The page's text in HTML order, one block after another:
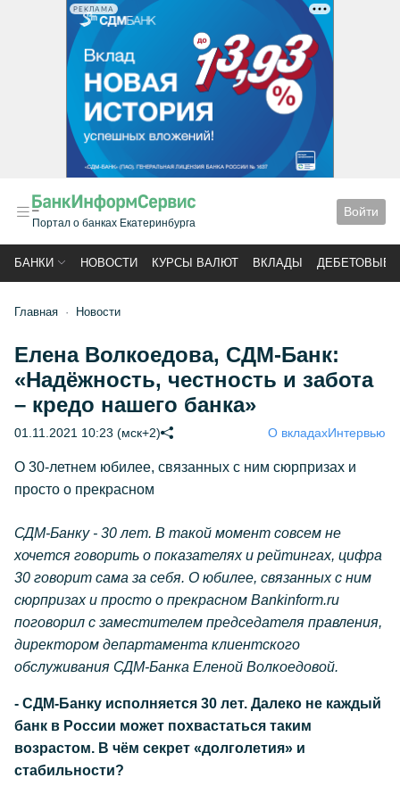
РЕКЛАМА
Портал о банках Екатеринбурга
Войти
БАНКИ НОВОСТИ КУРСЫ ВАЛЮТ ВКЛАДЫ ДЕБЕТОВЫЕ
Главная Новости
Елена Волкоедова, СДМ-Банк:
«Надёжность, честность и забота
– кредо нашего банка»
01.11.2021 10:23 (мск+2) О вкладахИнтервью
О 30-летнем юбилее, связанных с ним сюрпризах и
просто о прекрасном
СДМ-Банку - 30 лет. В такой момент совсем не
хочется говорить о показателях и рейтингах, цифра
30 говорит сама за себя. О юбилее, связанных с ним
сюрпризах и просто о прекрасном Bankinform.ru
поговорил с заместителем председателя правления,
директором департамента клиентского
обслуживания СДМ-Банка Еленой Волкоедовой.
- СДМ-Банку исполняется 30 лет. Далеко не каждый
банк в России может похвастаться таким
возрастом. В чём секрет «долголетия» и
стабильности?